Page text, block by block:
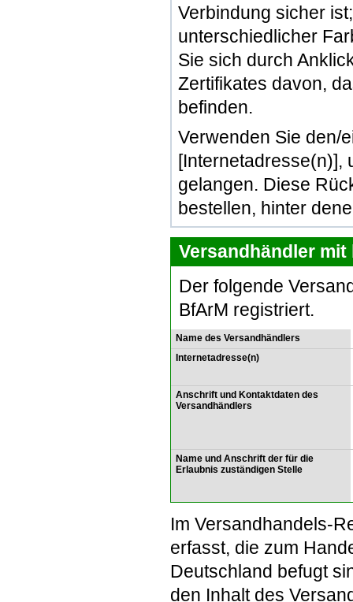
Verbindung sicher
unterschiedlicher
Sie sich durch
Zertifikates davon,
befinden.
Verwenden Sie den/
[Internetadresse(n)],
gelangen. Diese
bestellen, hinter
Versandhändler
Der folgende
BfArM registriert.
Name des Versandhändlers
Internetadresse(n)
Anschrift und Kontaktdaten des
Versandhändlers
Name und Anschrift der für die
Erlaubnis zuständigen Stelle
Im Versandhandels-
erfasst, die zum
Deutschland befugt
den Inhalt des